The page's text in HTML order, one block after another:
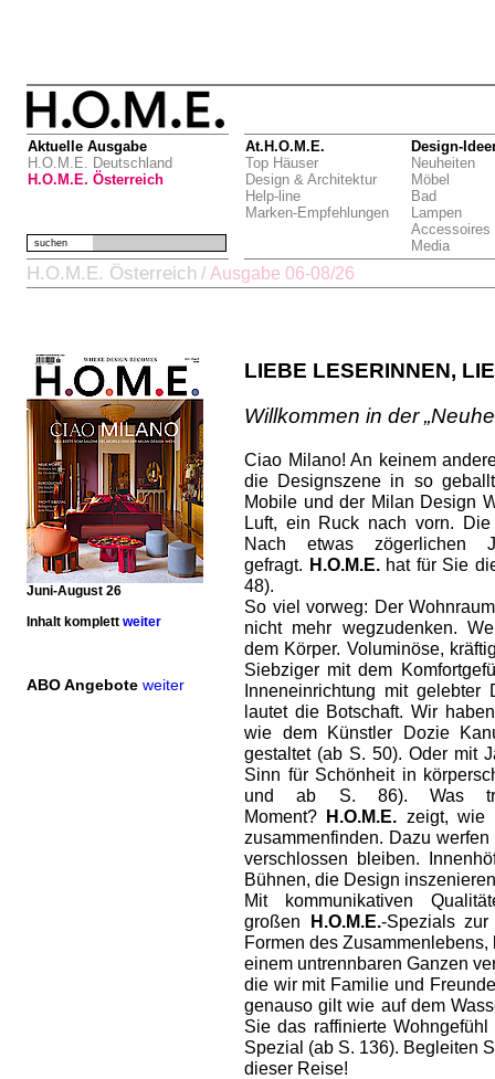
Aktuelle Ausgabe
H.O.M.E. Deutschland
H.O.M.E. Österreich
At.H.O.M.E.
Top Häuser
Design & Architektur
Help-line
Marken-Empfehlungen
Design-
Neuheiten
Möbel
Bad
Lampen
Accessoires
Media
suchen
H.O.M.E. Österreich / Ausgabe 06-08/26
Juni-August 26
Inhalt komplett weiter
ABO Angebote weiter
LIEBE LESERINNEN,
Willkommen in der
Ciao Milano! An keinem
die Designszene in so
Mobile und der Milan Design
Luft, ein Ruck nach vorn.
Nach etwas
gefragt. H.O.M.E.hat für Sie
48).
So viel vorweg: Der
nicht mehr wegzudenken.
dem Körper. Voluminöse,
Siebziger mit dem
Inneneinrichtung mit gelebter
lautet die Botschaft. Wir
wie dem Künstler Dozie
gestaltet (ab S. 50). Oder mit
Sinn für Schönheit in
und ab S. 86). Was
Moment? H.O.M.E. zeigt, wie
zusammenfinden. Dazu
verschlossen bleiben.
Bühnen, die Design
Mit kommunikativen
großen H.O.M.E.-Spezials
Formen des
einem untrennbaren Ganzen
die wir mit Familie und
genauso gilt wie auf dem
Sie das raffinierte
Spezial (ab S. 136). Begleiten
dieser Reise!